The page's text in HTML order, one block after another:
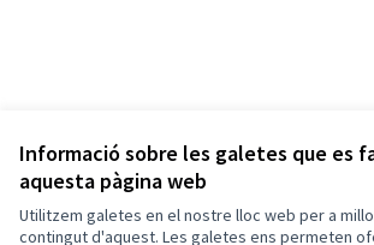
Informació sobre les galetes que es
aquesta pàgina web
Utilitzem galetes en el nostre lloc web per a
contingut d'aquest. Les galetes ens permeten
Termes i condicions d'ús